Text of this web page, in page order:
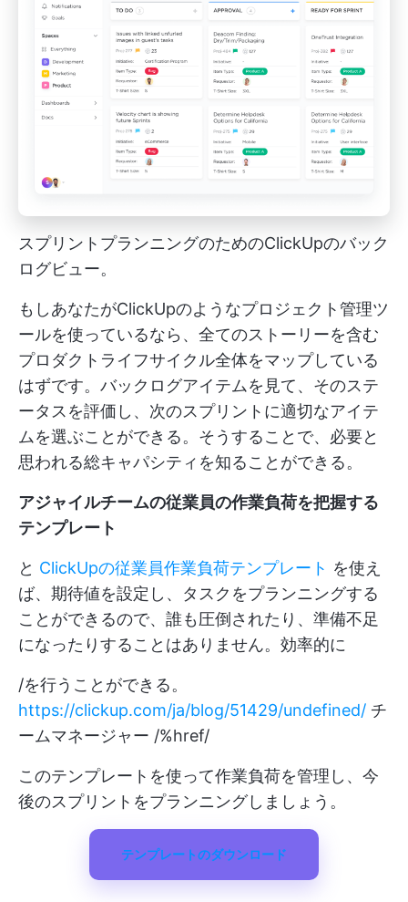
スプリントプランニングのためのClickUpのバック
ログビュー。
もしあなたがClickUpのようなプロジェクト管理ツ
ールを使っているなら、全てのストーリーを含む
プロダクトライフサイクル全体をマップしている
はずです。バックログアイテムを見て、そのステ
ータスを評価し、次のスプリントに適切なアイテ
ムを選ぶことができる。そうすることで、必要と
思われる総キャパシティを知ることができる。
アジャイルチームの従業員の作業負荷を把握する
テンプレート
と ClickUpの従業員作業負荷テンプレート を使え
ば、期待値を設定し、タスクをプランニングする
ことができるので、誰も圧倒されたり、準備不足
になったりすることはありません。効率的に
/を行うことができる。
https://clickup.com/ja/blog/51429/undefined/ チ
ームマネージャー /%href/
このテンプレートを使って作業負荷を管理し、今
後のスプリントをプランニングしましょう。
テンプレートのダウンロード